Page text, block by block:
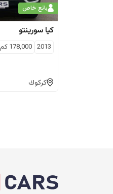
بائع خاص
كيا سورينتو
2013
178,000 كم
كركوك